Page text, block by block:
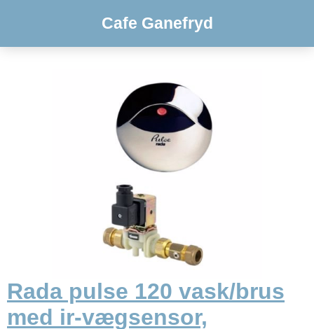
Cafe Ganefryd
Rada pulse 120 vask/brus
med ir-vægsensor,